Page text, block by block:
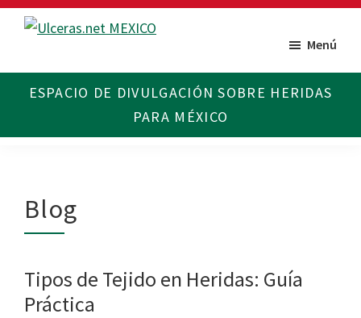
Saltar
Saltar
divulgativo
sobre
Menú
Blog
Tipos de Tejido en Heridas: Guía
Práctica